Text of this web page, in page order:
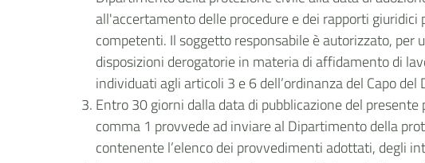
all'accertamento delle procedure e dei rapporti
competenti. Il soggetto responsabile è autorizzato,
disposizioni derogatorie in materia di affidamento di
individuati agli articoli 3 e 6 dell’ordinanza del Capo
Entro 30 giorni dalla data di pubblicazione del
comma 1 provvede ad inviare al Dipartimento della
contenente l’elenco dei provvedimenti adottati, degli